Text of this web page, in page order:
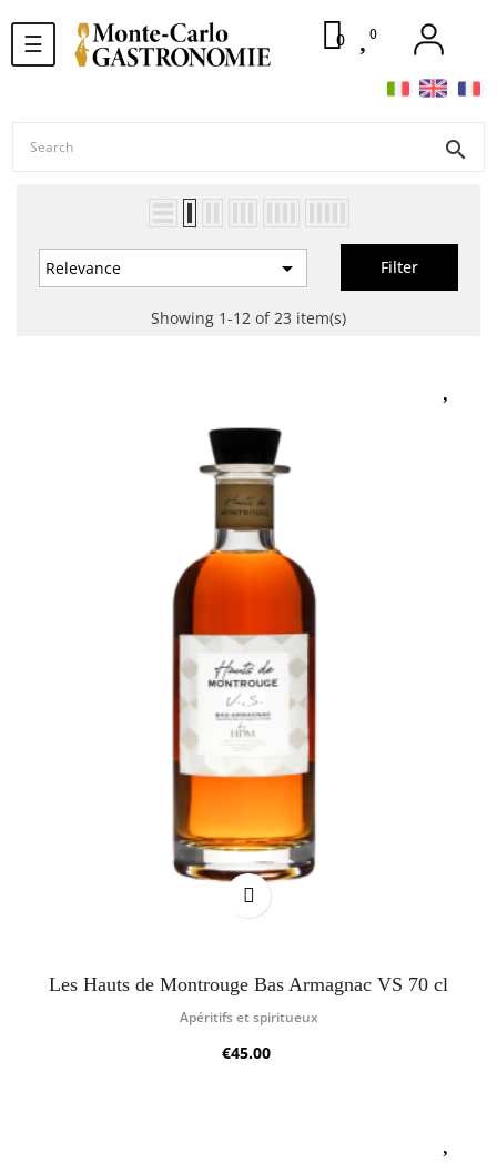
Toggle
navigation
☰
search
0 0
Relevance  Filter
Showing 1-12 of 23 item(s)
Les Hauts de Montrouge Bas Armagnac VS 70 cl
Apéritifs et spiritueux
€45.00